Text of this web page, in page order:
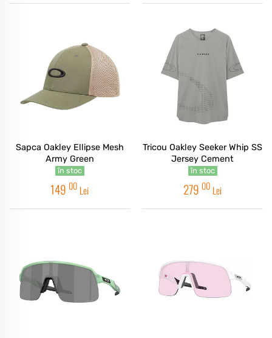
Sapca Oakley Ellipse Mesh
Army Green
în stoc
149 00 Lei
Tricou Oakley Seeker Whip SS
Jersey Cement
în stoc
279 00 Lei